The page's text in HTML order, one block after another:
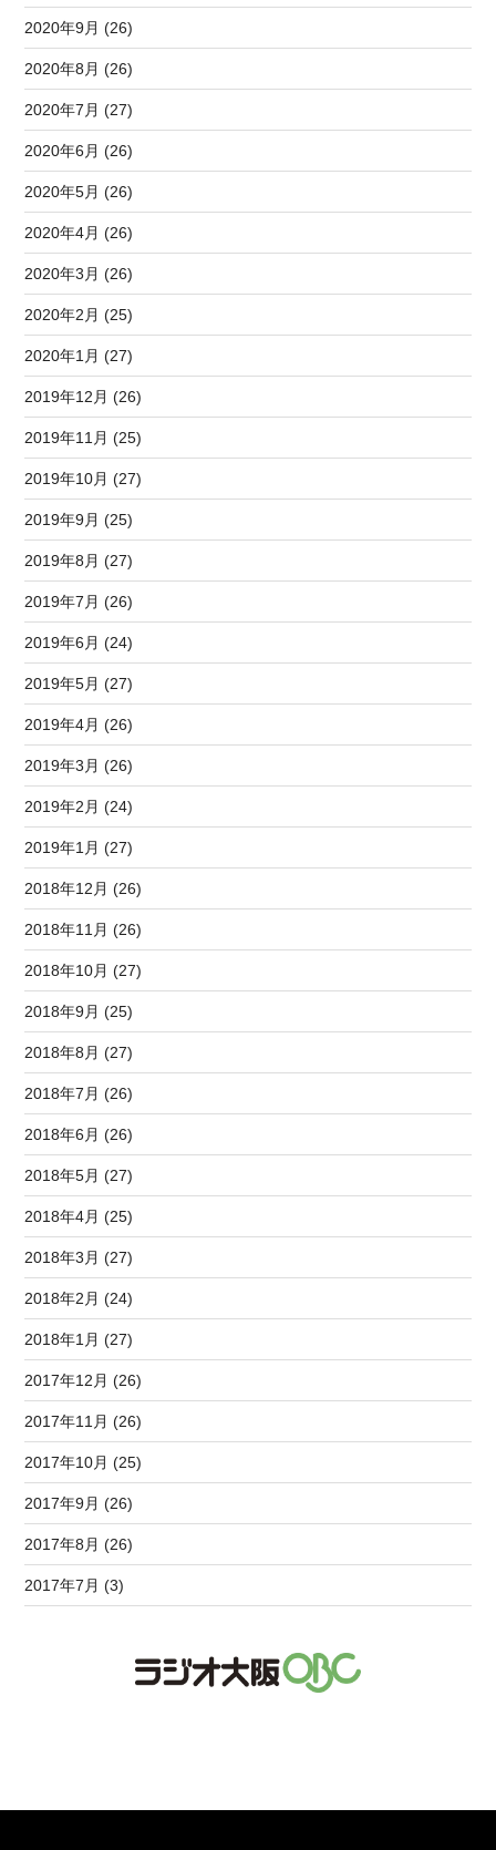
2020年9月 (26)
2020年8月 (26)
2020年7月 (27)
2020年6月 (26)
2020年5月 (26)
2020年4月 (26)
2020年3月 (26)
2020年2月 (25)
2020年1月 (27)
2019年12月 (26)
2019年11月 (25)
2019年10月 (27)
2019年9月 (25)
2019年8月 (27)
2019年7月 (26)
2019年6月 (24)
2019年5月 (27)
2019年4月 (26)
2019年3月 (26)
2019年2月 (24)
2019年1月 (27)
2018年12月 (26)
2018年11月 (26)
2018年10月 (27)
2018年9月 (25)
2018年8月 (27)
2018年7月 (26)
2018年6月 (26)
2018年5月 (27)
2018年4月 (25)
2018年3月 (27)
2018年2月 (24)
2018年1月 (27)
2017年12月 (26)
2017年11月 (26)
2017年10月 (25)
2017年9月 (26)
2017年8月 (26)
2017年7月 (3)